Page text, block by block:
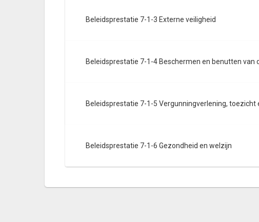
Beleidsprestatie 7-1-3 Externe veiligheid
Beleidsprestatie 7-1-4 Beschermen en benutten
Beleidsprestatie 7-1-5 Vergunningverlening,
Beleidsprestatie 7-1-6 Gezondheid en welzijn